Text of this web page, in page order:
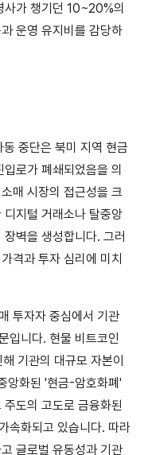
사가 챙기던 10~20%의
운영 유지비를 감당하
중단은 북미 지역 현금
로가 폐쇄되었음을 의
매 시장의 접근성을 크
지털 거래소나 탈중앙
벽을 생성합니다. 그러
격과 투자 심리에 미치
투자자 중심에서 기관
입니다. 현물 비트코인
기관의 대규모 자본이
앙화된 '현금-암호화폐'
도의 고도로 금융화된
속화되고 있습니다. 따라
글로벌 유동성과 기관